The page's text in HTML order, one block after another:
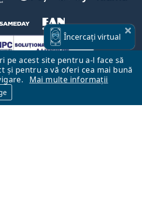
pe acest site pentru a-l face să
și pentru a vă oferi cea mai bună
Mai multe informații
Încercați virtual